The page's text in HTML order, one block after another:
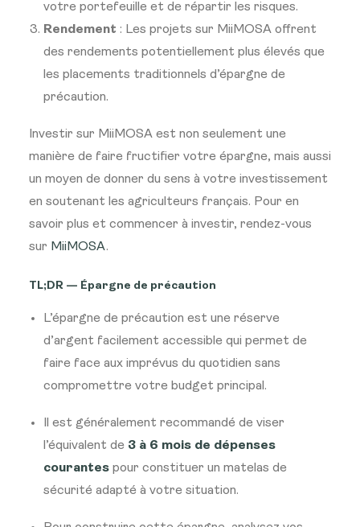
votre portefeuille et de répartir les risques.
Rendement : Les projets sur MiiMOSA offrent
des rendements potentiellement plus élevés que
les placements traditionnels d’épargne de
précaution.
Investir sur MiiMOSA est non seulement une
manière de faire fructifier votre épargne, mais aussi
un moyen de donner du sens à votre investissement
en soutenant les agriculteurs français. Pour en
savoir plus et commencer à investir, rendez-vous
sur MiiMOSA.
TL;DR — Épargne de précaution
L’épargne de précaution est une réserve
d’argent facilement accessible qui permet de
faire face aux imprévus du quotidien sans
compromettre votre budget principal.
Il est généralement recommandé de viser
l’équivalent de 3 à 6 mois de dépenses
courantes pour constituer un matelas de
sécurité adapté à votre situation.